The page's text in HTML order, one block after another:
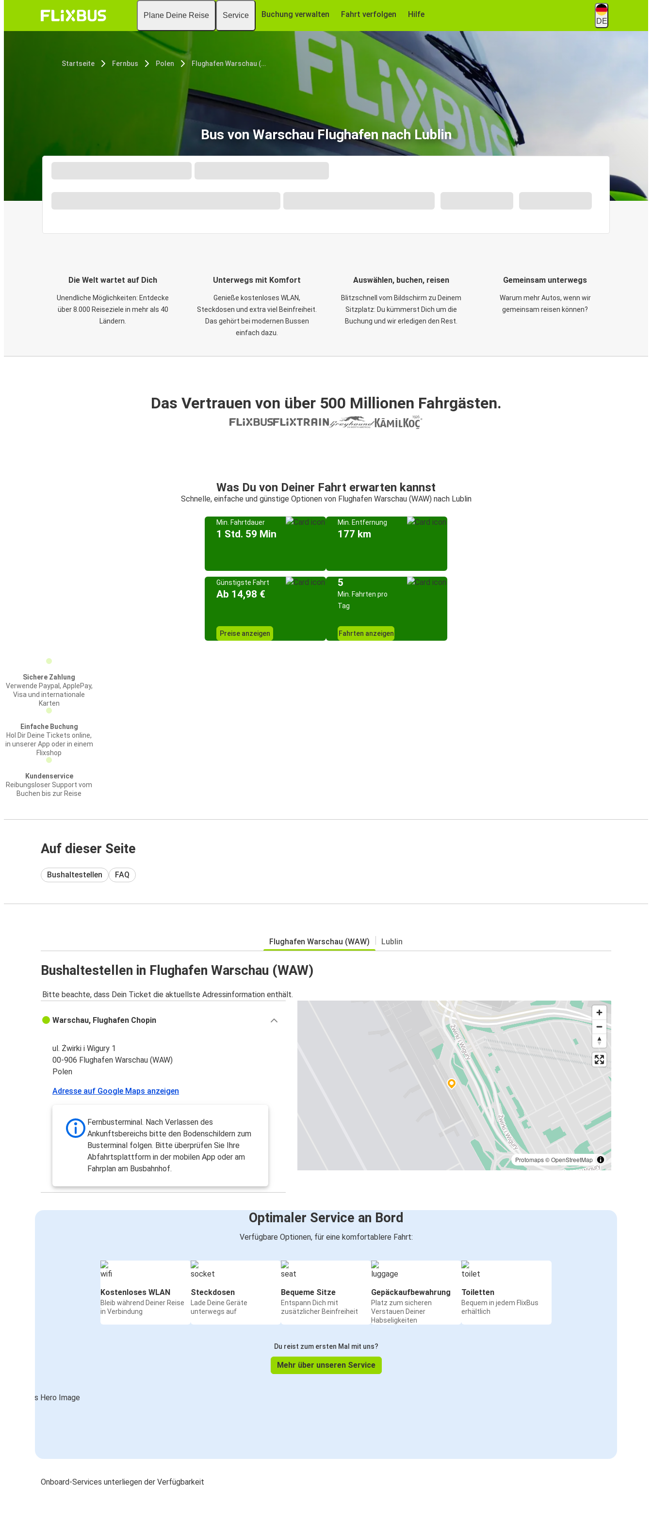
Plane Deine Reise Service Buchung verwalten Fahrt verfolgen Hilfe
DE
Startseite Fernbus Polen Flughafen Warschau (WAW)
Bus von Warschau Flughafen nach Lublin
Die Welt wartet auf Dich
Unendliche Möglichkeiten: Entdecke
über 8.000 Reiseziele in mehr als 40
Ländern.
Unterwegs mit Komfort
Genieße kostenloses WLAN,
Steckdosen und extra viel Beinfreiheit.
Das gehört bei modernen Bussen
einfach dazu.
Auswählen, buchen, reisen
Blitzschnell vom Bildschirm zu Deinem
Sitzplatz: Du kümmerst Dich um die
Buchung und wir erledigen den Rest.
Gemeinsam unterwegs
Warum mehr Autos, wenn wir
gemeinsam reisen können?
Das Vertrauen von über 500 Millionen Fahrgästen.
Was Du von Deiner Fahrt erwarten kannst
Schnelle, einfache und günstige Optionen von Flughafen Warschau (WAW) nach Lublin
Min. Fahrtdauer
1 Std. 59 Min
Min. Entfernung
177 km
Günstigste Fahrt
Ab 14,98 €
Preise anzeigen
5
Min. Fahrten pro
Tag
Fahrten anzeigen
Sichere Zahlung
Verwende Paypal, ApplePay,
Visa und internationale
Karten
Einfache Buchung
Hol Dir Deine Tickets online,
in unserer App oder in einem
Flixshop
Kundenservice
Reibungsloser Support vom
Buchen bis zur Reise
Auf dieser Seite
Bushaltestellen FAQ
Flughafen Warschau (WAW) Lublin
Bushaltestellen in Flughafen Warschau (WAW)
Bitte beachte, dass Dein Ticket die aktuellste Adressinformation enthält.
Protomaps©OpenStreetMap
Warschau, Flughafen Chopin
ul. Żwirki i Wigury 1
00-906 Flughafen Warschau (WAW)
Polen
Adresse auf Google Maps anzeigen
Fernbusterminal. Nach Verlassen des
Ankunftsbereichs bitte den Bodenschildern zum
Busterminal folgen. Bitte überprüfen Sie Ihre
Abfahrtsplattform in der mobilen App oder am
Fahrplan am Busbahnhof.
Optimaler Service an Bord
Verfügbare Optionen, für eine komfortablere Fahrt:
Kostenloses WLAN
Bleib während Deiner Reise
in Verbindung
Steckdosen
Lade Deine Geräte
unterwegs auf
Bequeme Sitze
Entspann Dich mit
zusätzlicher Beinfreiheit
Gepäckaufbewahrung
Platz zum sicheren
Verstauen Deiner
Habseligkeiten
Toiletten
Bequem in jedem FlixBus
erhältlich
Du reist zum ersten Mal mit uns?
Mehr über unseren Service
Onboard-Services unterliegen der Verfügbarkeit